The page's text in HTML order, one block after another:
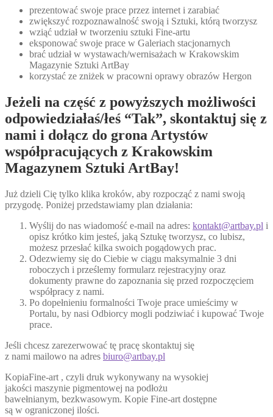
prezentować swoje prace przez internet i zarabiać
zwiększyć rozpoznawalność swoją i Sztuki, którą tworzysz
wziąć udział w tworzeniu sztuki Fine-artu
eksponować swoje prace w Galeriach stacjonarnych
brać udział w wystawach/wernisażach w Krakowskim
Magazynie Sztuki ArtBay
korzystać ze zniżek w pracowni oprawy obrazów Hergon
Jeżeli na część z powyższych możliwości
odpowiedziałaś/łeś “Tak”, skontaktuj się z
nami i dołącz do grona Artystów
współpracujących z Krakowskim
Magazynem Sztuki ArtBay!
Już dzieli Cię tylko klika kroków, aby rozpocząć z nami swoją
przygodę. Poniżej przedstawiamy plan działania:
Wyślij do nas wiadomość e-mail na adres: kontakt@artbay.pl i
opisz krótko kim jesteś, jaką Sztukę tworzysz, co lubisz,
możesz przesłać kilka swoich pogądowych prac.
Odezwiemy się do Ciebie w ciągu maksymalnie 3 dni
roboczych i prześlemy formularz rejestracyjny oraz
dokumenty prawne do zapoznania się przed rozpoczęciem
współpracy z nami.
Po dopełnieniu formalności Twoje prace umieścimy w
Portalu, by nasi Odbiorcy mogli podziwiać i kupować Twoje
prace.
Jeśli chcesz zarezerwować tę pracę skontaktuj się
z nami mailowo na adres biuro@artbay.pl
KopiaFine-art , czyli druk wykonywany na wysokiej
jakości maszynie pigmentowej na podłożu
bawełnianym, bezkwasowym. Kopie Fine-art dostępne
są w ograniczonej ilości.